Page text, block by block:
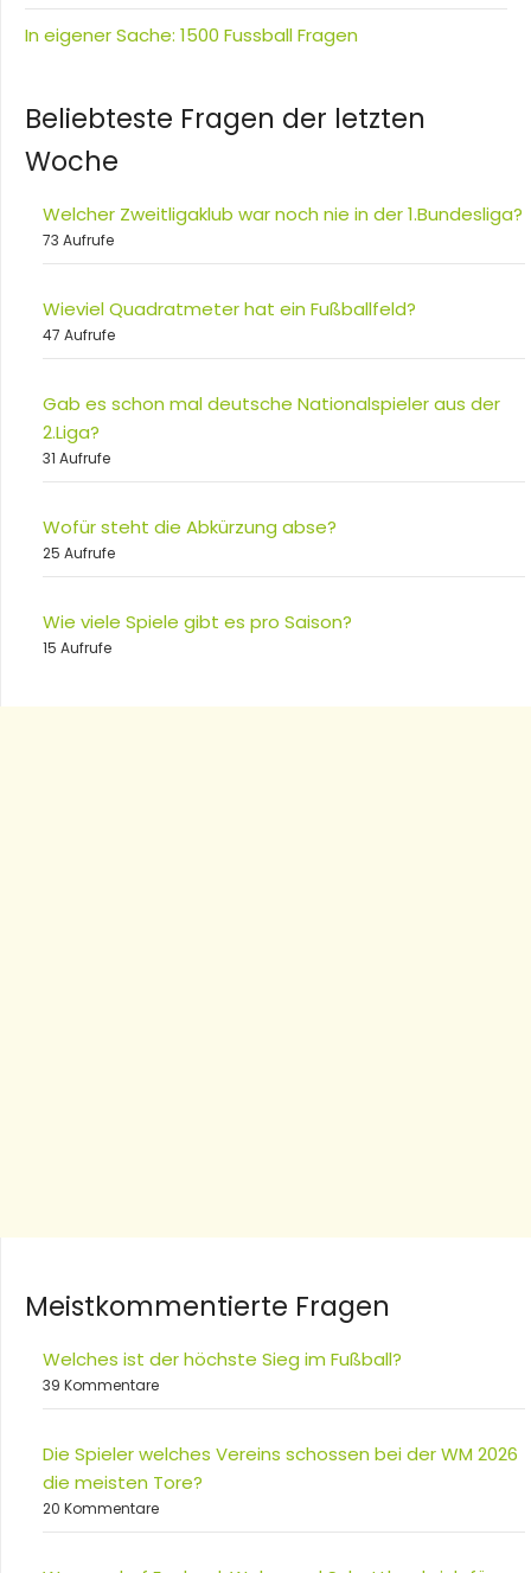
In eigener Sache: 1500 Fussball Fragen
Beliebteste Fragen der letzten
Woche
Welcher Zweitligaklub war noch nie in der 1.Bundesliga?
73 Aufrufe
Wieviel Quadratmeter hat ein Fußballfeld?
47 Aufrufe
Gab es schon mal deutsche Nationalspieler aus der
2.Liga?
31 Aufrufe
Wofür steht die Abkürzung abse?
25 Aufrufe
Wie viele Spiele gibt es pro Saison?
15 Aufrufe
Meistkommentierte Fragen
Welches ist der höchste Sieg im Fußball?
39 Kommentare
Die Spieler welches Vereins schossen bei der WM 2026
die meisten Tore?
20 Kommentare